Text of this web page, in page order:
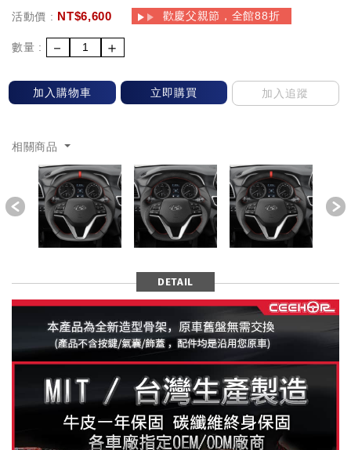
活動價 : NT$6,600 歡慶父親節，全館88折
數量 : － ＋
加入購物車 立即購買 加入追蹤
相關商品
Previous
DETAIL